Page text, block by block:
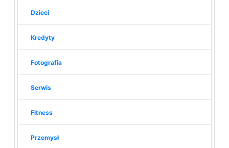
Dzieci
Kredyty
Fotografia
Serwis
Fitness
Przemysł